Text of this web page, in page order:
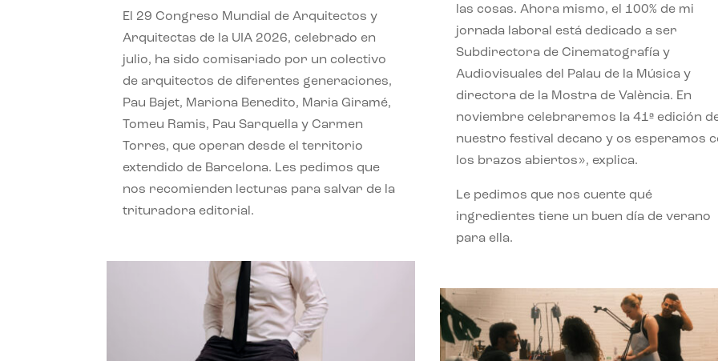
El 29 Congreso Mundial de Arquitectos y
Arquitectas de la UIA 2026, celebrado en
julio, ha sido comisariado por un colectivo
de arquitectos de diferentes generaciones,
Pau Bajet, Mariona Benedito, Maria Giramé,
Tomeu Ramis, Pau Sarquella y Carmen
Torres, que operan desde el territorio
extendido de Barcelona. Les pedimos que
nos recomienden lecturas para salvar de la
trituradora editorial.
las cosas. Ahora mismo, el 100% de mi
jornada laboral está dedicado a ser
Subdirectora de Cinematografía y
Audiovisuales del Palau de la Música y
directora de la Mostra de València. En
noviembre celebraremos la 41ª edición
nuestro festival decano y os esperamos
los brazos abiertos», explica.
Le pedimos que nos cuente qué
ingredientes tiene un buen día de verano
para ella.